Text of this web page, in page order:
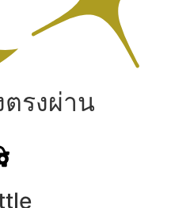
รงผ่าน